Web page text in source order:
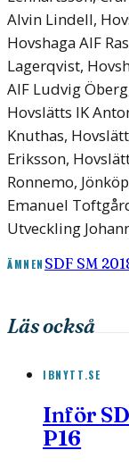
Alvin Lindell,
Hovshaga AIF
Lagerqvist,
AIF Ludvig
Hovslätts IK
Knuthas,
Eriksson,
Ronnemo,
Emanuel
Utveckling
ÄMNEN SDF SM
Läs också
IBNYTT.SE
Inför
P16